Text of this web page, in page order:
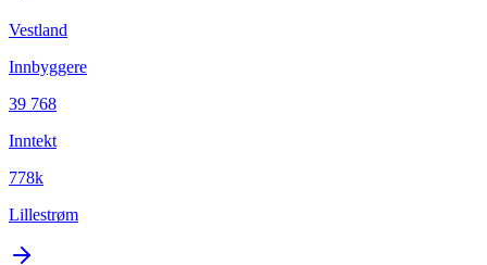
Vestland
Innbyggere
39 768
Inntekt
778k
Lillestrøm